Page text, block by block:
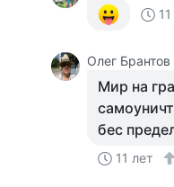
Олег Брантов
Мир на
бес
11 лет